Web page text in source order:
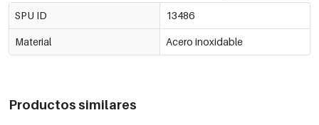
SPU ID 13486
Material Acero inoxidable
Productos similares